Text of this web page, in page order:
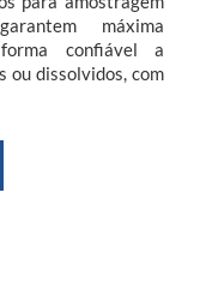
máxima
confiável a
ou dissolvidos, com